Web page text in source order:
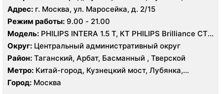
Охотный ряд, Площадь Революции, Сретенский
бульвар, Театральная
Адрес: г. Москва, ул. Маросейка, д. 2/15
Режим работы: 9.00 - 21.00
Модель: PHILIPS INTERA 1.5 T, КТ PHILIPS Brilliance CT
16 срезов
Округ: Центральный административный округ
Район: Таганский, Арбат, Басманный , Тверской
Метро: Китай-город, Кузнецкий мост, Лубянка,
Охотный ряд, Площадь Революции, Сретенский
бульвар, Театральная
Город: Москва